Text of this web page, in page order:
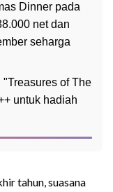
Dinner pada
net dan
seharga
of The
untuk hadiah
tahun, suasana